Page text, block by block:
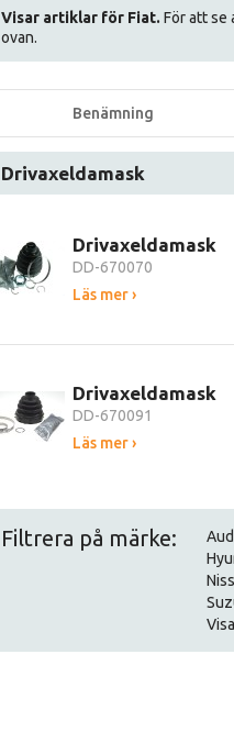
Visar artiklar för Fiat. För att se
ovan.
Benämning
Drivaxeldamask
Drivaxeldamask
DD-670070
Läs mer ›
Drivaxeldamask
DD-670091
Läs mer ›
Filtrera på märke: